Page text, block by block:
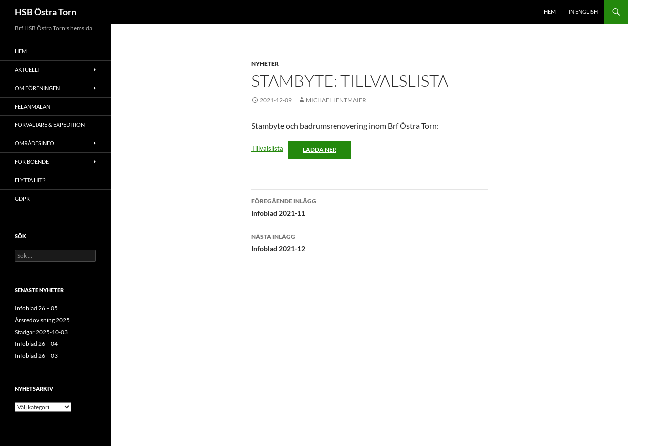
HSB Östra Torn
HEM
IN ENGLISH
NYHETER
STAMBYTE: TILLVALSLISTA
2021-12-09 MICHAEL LENTMAIER
Stambyte och badrumsrenovering inom Brf Östra Torn:
Tillvalslista LADDA NER
Inläggsnavigering
FÖREGÅENDE INLÄGG
Infoblad 2021-11
NÄSTA INLÄGG
Infoblad 2021-12
Brf HSB Östra Torn:s hemsida
HEM
AKTUELLT
OM FÖRENINGEN
FELANMÄLAN
FÖRVALTARE & EXPEDITION
OMRÅDESINFO
FÖR BOENDE
FLYTTA HIT ?
GDPR
SÖK
Sök
efter:
SENASTE NYHETER
Infoblad 26 – 05
Årsredovisning 2025
Stadgar 2025-10-03
Infoblad 26 – 04
Infoblad 26 – 03
NYHETSARKIV
Nyhetsarkiv